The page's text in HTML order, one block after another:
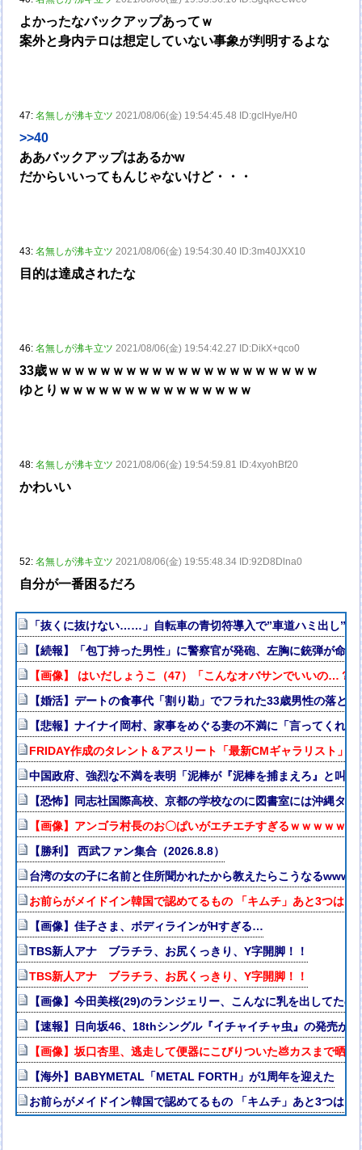
よかったなバックアップあってｗ
案外と身内テロは想定していない事象が判明するよな
47:名無しが沸キ立ツ 2021/08/06(金) 19:54:45.48 ID:gclHye/H0
>>40
ああバックアップはあるかw
だからいいってもんじゃないけど・・・
43:名無しが沸キ立ツ 2021/08/06(金) 19:54:30.40 ID:3m40JXX10
目的は達成されたな
46:名無しが沸キ立ツ 2021/08/06(金) 19:54:42.27 ID:DikX+qco0
33歳ｗｗｗｗｗｗｗｗｗｗｗｗｗｗｗｗｗｗｗｗｗ
ゆとりｗｗｗｗｗｗｗｗｗｗｗｗｗｗｗ
48:名無しが沸キ立ツ 2021/08/06(金) 19:54:59.81 ID:4xyohBf20
かわいい
52:名無しが沸キ立ツ 2021/08/06(金) 19:55:48.34 ID:92D8Dlna0
自分が一番困るだろ
「抜くに抜けない……」自転車の青切符導入で”車道ハミ出し”が
【続報】「包丁持った男性」に警察官が発砲、左胸に銃弾が命
【画像】 はいだしょうこ（47）「こんなオバサンでいいの…？」
【婚活】デートの食事代「割り勘」でフラれた33歳男性の落
【悲報】ナイナイ岡村、家事をめぐる妻の不満に「言ってくれ
FRIDAY作成のタレント＆アスリート「最新CMギャラリスト」
中国政府、強烈な不満を表明「泥棒が『泥棒を捕まえろ』と叫
【恐怖】同志社国際高校、京都の学校なのに図書室には沖縄タ
【画像】アンゴラ村長のお〇ぱいがエチエチすぎるｗｗｗｗｗｗ
【勝利】 西武ファン集合（2026.8.8）
台湾の女の子に名前と住所聞かれたから教えたらこうなるwwww
お前らがメイドイン韓国で認めてるもの 「キムチ」あと3つは？
【画像】佳子さま、ボディラインがHすぎる…
TBS新人アナ ブラチラ、お尻くっきり、Y字開脚！！
TBS新人アナ ブラチラ、お尻くっきり、Y字開脚！！
【画像】今田美桜(29)のランジェリー、こんなに乳を出してたの
【速報】日向坂46、18thシングル『イチャイチャ虫』の発売が
【画像】坂口杏里、逃走して便器にこびりついた💩カスまで晒
【海外】BABYMETAL「METAL FORTH」が1周年を迎えた
お前らがメイドイン韓国で認めてるもの 「キムチ」あと3つは？